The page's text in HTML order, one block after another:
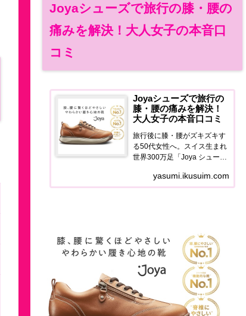
Joyaシューズで旅行の膝・腰の
痛みを解決！大人女子の本音口
コミ
Joyaシューズで旅行の
膝・腰の痛みを解決！
大人女子の本音口コミ
旅行後に膝・腰がズキズキす
る50代女性へ。スイス生まれ
世界300万足「Joya シュー
を正直レポート。旅を最後ま
で歩き切れる足元に
yasumi.ikusuim.com